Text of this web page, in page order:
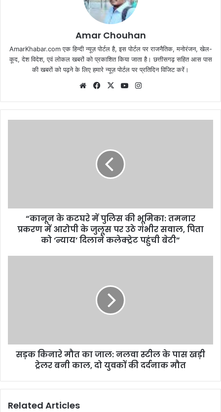
Amar Chouhan
AmarKhabar.com एक हिन्दी न्यूज़ पोर्टल है, इस पोर्टल पर राजनैतिक, मनोरंजन, खेल-
कूद, देश विदेश, एवं लोकल खबरों को प्रकाशित किया जाता है। छत्तीसगढ़ सहित आस पास
की खबरों को पढ़ने के लिए हमारे न्यूज़ पोर्टल पर प्रतिदिन विजिट करें।
WebsiteFacebook
X YouTube
“कानून के कटघरे में पुलिस की भूमिका: तमनार
प्रकरण में आरोपी के जुलूस पर उठे गंभीर सवाल, पिता
को ‘न्याय’ दिलाने कलेक्ट्रेट पहुंची बेटी”
सड़क किनारे मौत का जाल: नलवा स्टील के पास खड़ी
ट्रेलर बनी काल, दो युवकों की दर्दनाक मौत
Related Articles